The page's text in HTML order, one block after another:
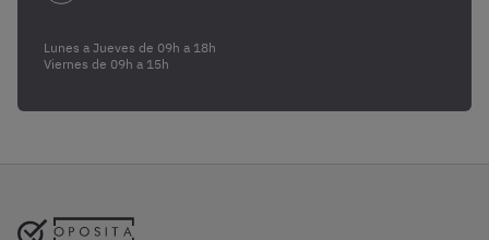
Lunes a Jueves de 09h a 18h
Viernes de 09h a 15h